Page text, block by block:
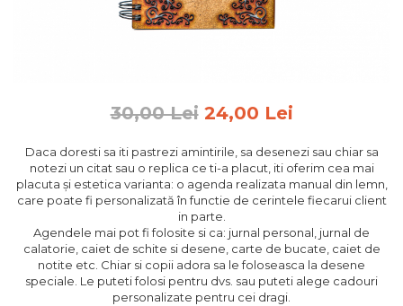
Felicitari din lemn
Felicitari pentru cei dragi
Felicitari cu model
Rame foto din lemn
Camion din lemn
Aromaterapie
30,00 Lei 24,00 Lei
Daca doresti sa iti pastrezi amintirile, sa desenezi sau chiar sa
notezi un citat sau o replica ce ti-a placut, iti oferim cea mai
placuta și estetica varianta: o agenda realizata manual din lemn,
care poate fi personalizată în functie de cerintele fiecarui client
in parte.
Agendele mai pot fi folosite si ca: jurnal personal, jurnal de
calatorie, caiet de schite si desene, carte de bucate, caiet de
notite etc. Chiar si copii adora sa le foloseasca la desene
speciale. Le puteti folosi pentru dvs. sau puteti alege cadouri
personalizate pentru cei dragi.